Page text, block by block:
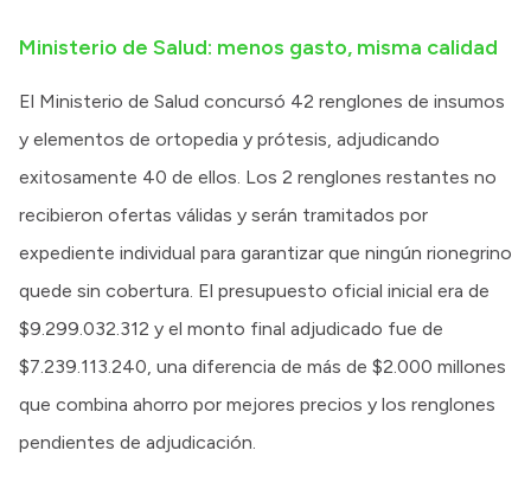
Ministerio de Salud: menos gasto, misma calidad
El Ministerio de Salud concursó 42 renglones de insumos
y elementos de ortopedia y prótesis, adjudicando
exitosamente 40 de ellos. Los 2 renglones restantes no
recibieron ofertas válidas y serán tramitados por
expediente individual para garantizar que ningún rionegrino
quede sin cobertura. El presupuesto oficial inicial era de
$9.299.032.312 y el monto final adjudicado fue de
$7.239.113.240, una diferencia de más de $2.000 millones
que combina ahorro por mejores precios y los renglones
pendientes de adjudicación.